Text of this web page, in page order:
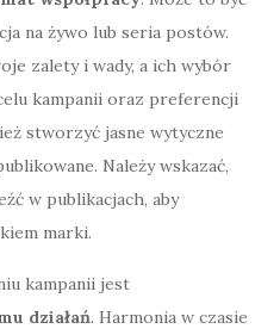
na żywo lub seria postów.
zalety i wady, a ich wybór
kampanii oraz preferencji
stworzyć jasne wytyczne
Należy wskazać,
w publikacjach, aby
marki.
kampanii jest
działań. Harmonia w czasie